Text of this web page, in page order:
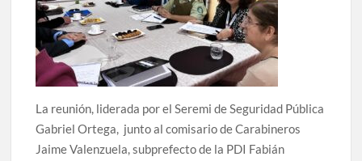
La reunión, liderada por el Seremi de Seguridad Pública
Gabriel Ortega, junto al comisario de Carabineros
Jaime Valenzuela, subprefecto de la PDI Fabián